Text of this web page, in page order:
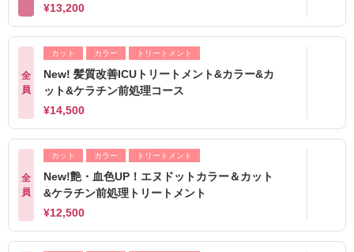
¥13,200
全
員
カット カラー トリートメント
New! 髪質改善ICUトリートメント&カラー&カ
ット&ケラチン前処理コース
¥14,500
全
員
カット カラー トリートメント
New!艶・血色UP！エヌドットカラー＆カット
&ケラチン前処理トリートメント
¥12,500